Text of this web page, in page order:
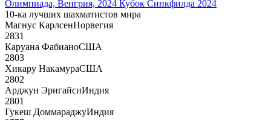
Олимпиада, Венгрия, 2024 Кубок Синкфилда 2024
10-ка лучших шахматистов мира
Магнус КарлсенНорвегия
2831
Каруана ФабианоСША
2803
Хикару НакамураСША
2802
Арджун ЭригайсиИндия
2801
Гукеш ДоммараджуИндия